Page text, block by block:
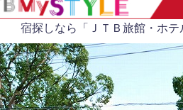
宿探しなら「ＪＴＢ旅館・ホテ